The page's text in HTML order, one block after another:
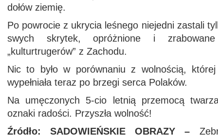
dołów ziemię.
Po powrocie z ukrycia leśnego niejedni zastali
swych skrytek, opróżnione i
„kulturtrugerów” z Zachodu.
Nic to było w porównaniu z wolnością,
wypełniała teraz po brzegi serca Polaków.
Na umęczonych 5-cio letnią przemocą
oznaki radości. Przyszła wolność!
Źródło: SADOWIEŃSKIE OBRAZY –